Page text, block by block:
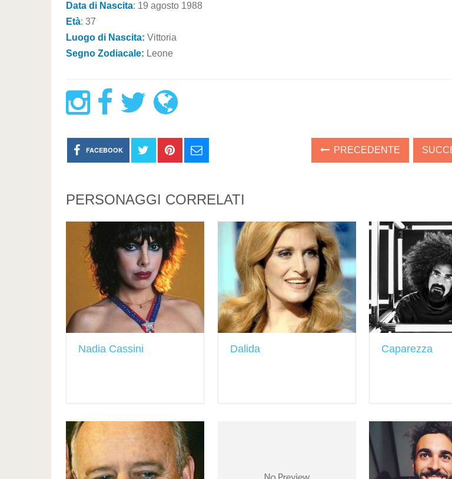
Data di Nascita: 19 agosto 1988
Età: 37
Luogo di Nascita: Vittoria
Segno Zodiacale: Leone
FACEBOOK PRECEDENTE
PERSONAGGI CORRELATI
Nadia Cassini Dalida Caparezza